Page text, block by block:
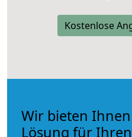
Kostenlose
Wir bieten
Lösung für